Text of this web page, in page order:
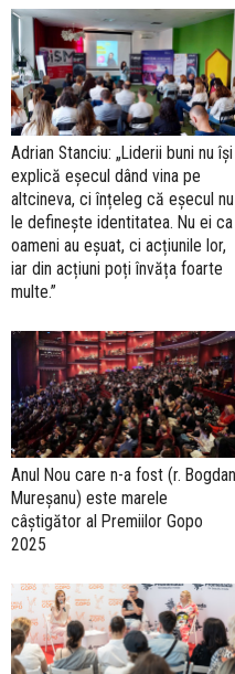
Adrian Stanciu: „Liderii buni nu își
explică eșecul dând vina pe
altcineva, ci înțeleg că eșecul nu
le definește identitatea. Nu ei ca
oameni au eșuat, ci acțiunile lor,
iar din acțiuni poți învăța foarte
multe.”
Anul Nou care n-a fost (r. Bogdan
Mureșanu) este marele
câștigător al Premiilor Gopo
2025